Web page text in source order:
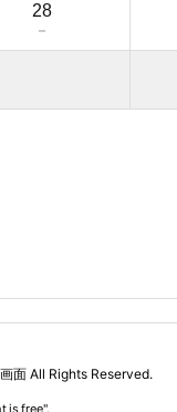
28
－
面 All Rights Reserved.
is free".